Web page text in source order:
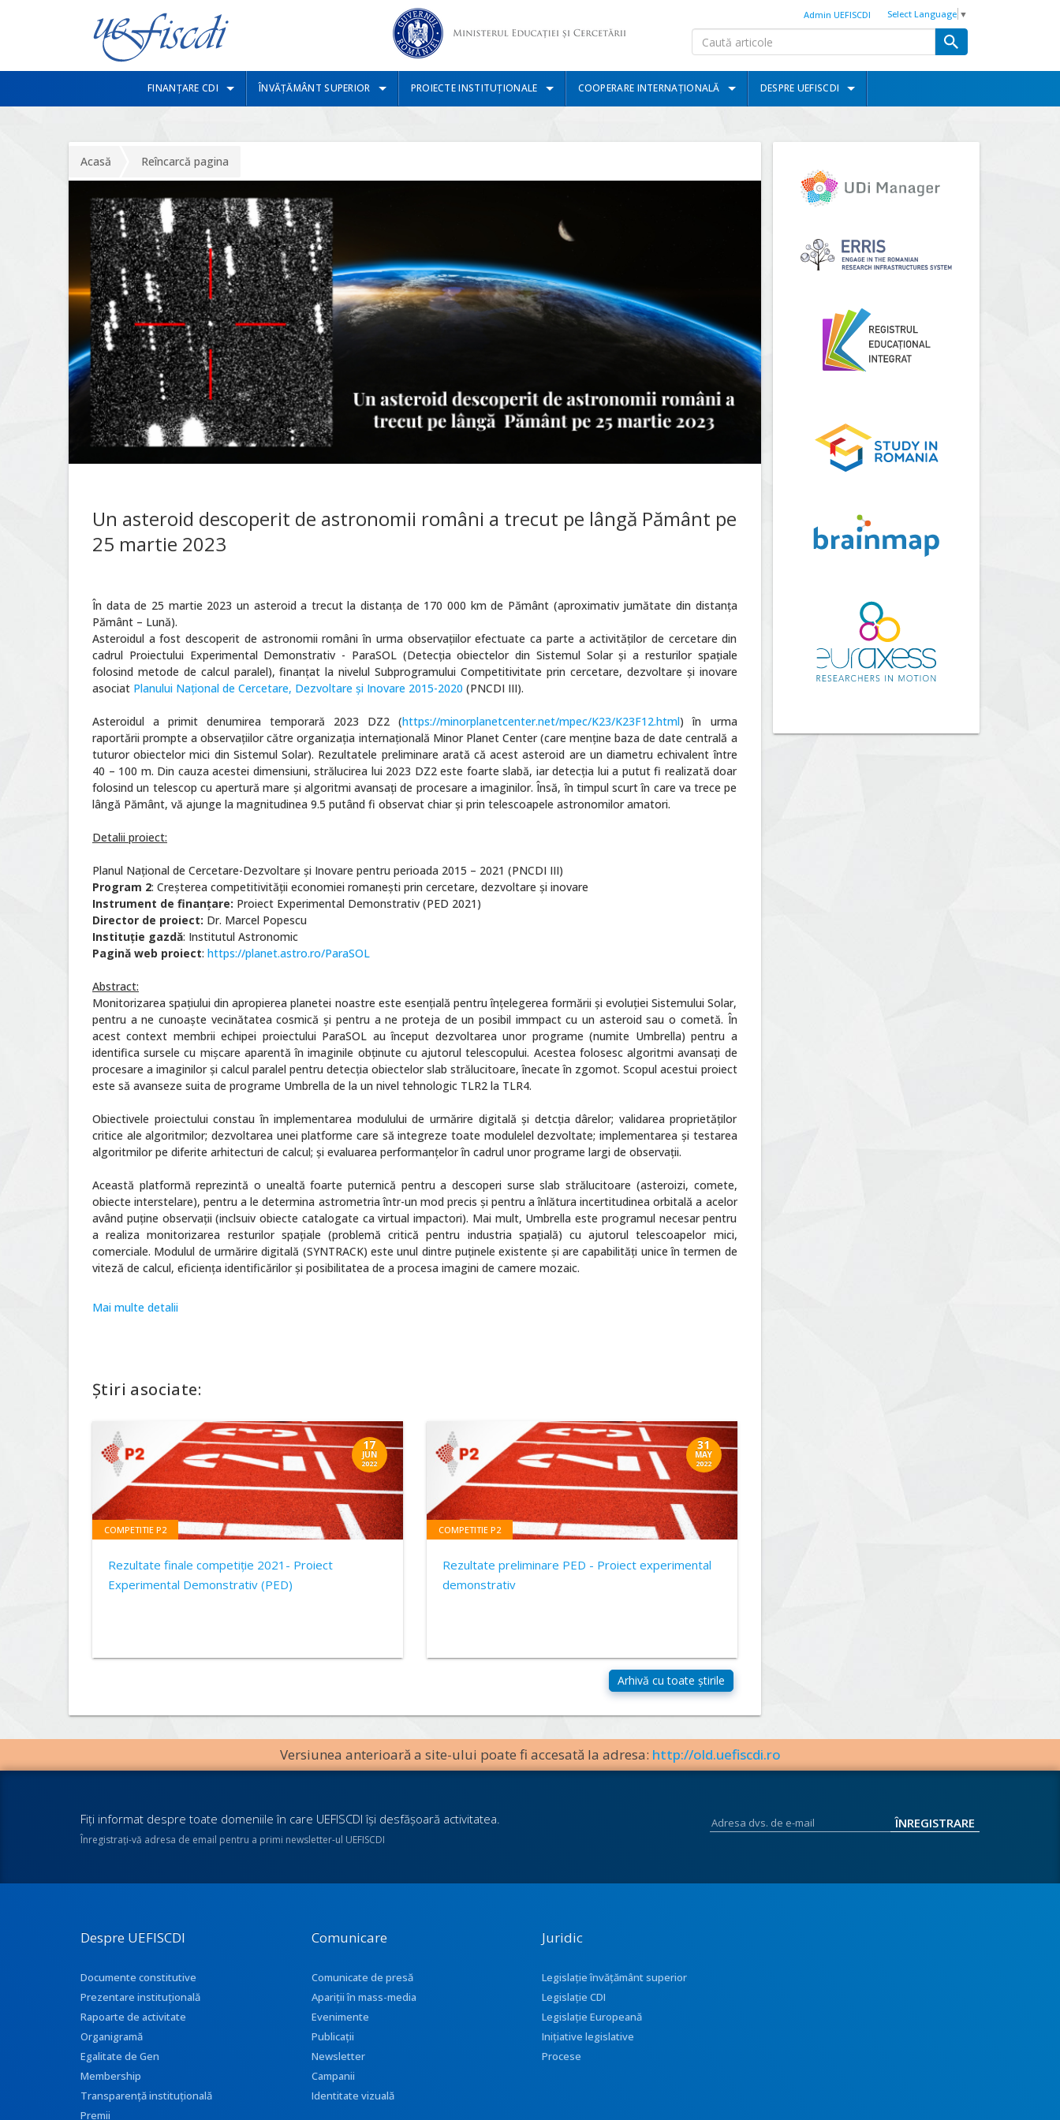
Select Language ▼
Admin UEFISCDI
FINANȚARE CDI ÎNVĂȚĂMÂNT SUPERIOR PROIECTE INSTITUȚIONALE COOPERARE INTERNAȚIONALĂ DESPRE UEFISCDI
Acasă Reîncarcă pagina
Un asteroid descoperit de astronomii români a trecut pe lângă Pământ pe
25 martie 2023
În data de 25 martie 2023 un asteroid a trecut la distanța de 170 000 km de Pământ (aproximativ jumătate din distanța
Pământ – Lună).
Asteroidul a fost descoperit de astronomii români în urma observațiilor efectuate ca parte a activităților de cercetare din
cadrul Proiectului Experimental Demonstrativ - ParaSOL (Detecția obiectelor din Sistemul Solar și a resturilor spațiale
folosind metode de calcul paralel),finanțat la nivelulSubprogramului Competitivitate prin cercetare, dezvoltare şi inovare
asociat Planului Național de Cercetare, Dezvoltare și Inovare 2015-2020 (PNCDI III).
Asteroidul a primit denumirea temporară 2023 DZ2 (https://minorplanetcenter.net/mpec/K23/K23F12.html) în urma
raportării prompte a observațiilor către organizația internațională Minor Planet Center (care menține baza de date centrală a
tuturor obiectelor mici din Sistemul Solar). Rezultatele preliminare arată că acest asteroid are un diametru echivalent între
40 – 100 m. Din cauza acestei dimensiuni, strălucirea lui 2023 DZ2 este foarte slabă, iar detecția lui a putut fi realizată doar
folosind un telescop cu apertură mare și algoritmi avansați de procesare a imaginilor. Însă, în timpul scurt în care va trece pe
lângă Pământ, vă ajunge la magnitudinea 9.5 putând fi observat chiar și prin telescoapele astronomilor amatori.
Detalii proiect:
Planul Naţional de Cercetare-Dezvoltare şi Inovare pentru perioada 2015 – 2021 (PNCDI III)
Program 2: Creşterea competitivităţii economiei romaneşti prin cercetare, dezvoltare şi inovare
Instrument de finanțare: Proiect Experimental Demonstrativ (PED 2021)
Director de proiect: Dr. Marcel Popescu
Instituție gazdă: Institutul Astronomic
Pagină web proiect: https://planet.astro.ro/ParaSOL
Abstract:
Monitorizarea spațiului din apropierea planetei noastre este esențială pentru înțelegerea formării și evoluției Sistemului Solar,
pentru a ne cunoaște vecinătatea cosmică și pentru a ne proteja de un posibil immpact cu un asteroid sau o cometă. În
acest context membrii echipei proiectului ParaSOL au început dezvoltarea unor programe (numite Umbrella) pentru a
identifica sursele cu mișcare aparentă în imaginile obținute cu ajutorul telescopului. Acestea folosesc algoritmi avansați de
procesare a imaginilor și calcul paralel pentru detecția obiectelor slab strălucitoare, înecate în zgomot. Scopul acestui proiect
este să avanseze suita de programe Umbrella de la un nivel tehnologic TLR2 la TLR4.
Obiectivele proiectului constau în implementarea modulului de urmărire digitală și detcția dârelor; validarea proprietăților
critice ale algoritmilor; dezvoltarea unei platforme care să integreze toate modulelel dezvoltate; implementarea și testarea
algoritmilor pe diferite arhitecturi de calcul; și evaluarea performanțelor în cadrul unor programe largi de observații.
Această platformă reprezintă o unealtă foarte puternică pentru a descoperi surse slab strălucitoare (asteroizi, comete,
obiecte interstelare), pentru a le determina astrometria într-un mod precis și pentru a înlătura incertitudinea orbitală a acelor
având puține observații (inclsuiv obiecte catalogate ca virtual impactori). Mai mult, Umbrella este programul necesar pentru
a realiza monitorizarea resturilor spațiale (problemă critică pentru industria spațială) cu ajutorul telescoapelor mici,
comerciale. Modulul de urmărire digitală (SYNTRACK) este unul dintre puținele existente și are capabilități unice în termen de
viteză de calcul, eficiența identificărilor și posibilitatea de a procesa imagini de camere mozaic.
Mai multe detalii
Știri asociate:
17
JUN
2022
COMPETITIE P2
Rezultate finale competiție 2021- Proiect
Experimental Demonstrativ (PED)
31
MAY
2022
COMPETITIE P2
Rezultate preliminare PED - Proiect experimental
demonstrativ
Versiunea anterioară a site-ului poate fi accesată la adresa: http://old.uefiscdi.ro
Fiţi informat despre toate domeniile în care UEFISCDI îşi desfăşoară activitatea.
Înregistraţi-vă adresa de email pentru a primi newsletter-ul UEFISCDI
Despre UEFISCDI
Documente constitutive
Prezentare instituţională
Rapoarte de activitate
Organigramă
Egalitate de Gen
Membership
Transparenţă instituţională
Premii
Comunicare
Comunicate de presă
Apariţii în mass-media
Evenimente
Publicații
Newsletter
Campanii
Identitate vizuală
Juridic
Legislație învățământ superior
Legislație CDI
Legislație Europeană
Inițiative legislative
Procese